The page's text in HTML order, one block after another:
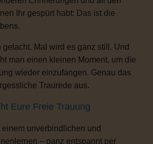
Ihr gespürt habt: Das ist die
gelacht. Mal wird es ganz still. Und
man einen kleinen Moment, um die
wieder einzufangen. Genau das
Traurede aus.
Eure Freie Trauung
unverbindlichen und
– ganz entspannt per